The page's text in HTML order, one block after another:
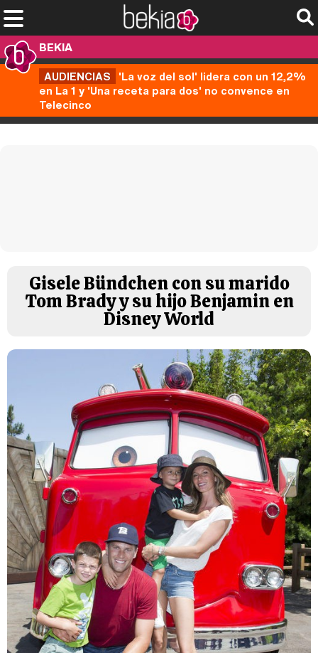
BEKIA
AUDIENCIAS 'La voz del sol' lidera con un 12,2%
en La 1 y 'Una receta para dos' no convence en
Telecinco
Gisele Bündchen con su marido
Tom Brady y su hijo Benjamin en
Disney World